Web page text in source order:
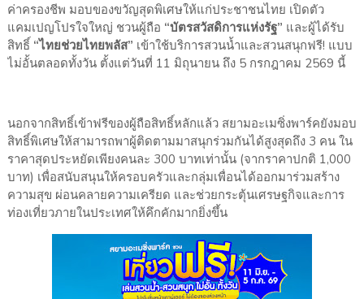
ค่าครองชีพ มอบของขวัญสุดพิเศษให้แก่ประชาชนไทย เปิดตัว
แคมเปญโปรใจใหญ่ ชวนผู้ถือ “บัตรสวัสดิการแห่งรัฐ” และผู้ได้รับ
สิทธิ์ “ไทยช่วยไทยพลัส” เข้าใช้บริการสวนน้ำและสวนสนุกฟรี! แบบ
ไม่อั้นตลอดทั้งวัน ตั้งแต่วันที่ 11 มิถุนายน ถึง 5 กรกฎาคม 2569 นี้
นอกจากสิทธิ์เข้าฟรีของผู้ถือสิทธิ์หลักแล้ว สยามอะเมซิ่งพาร์คยังมอบ
สิทธิ์พิเศษให้สามารถพาผู้ติดตามมาสนุกร่วมกันได้สูงสุดถึง 3 คน ใน
ราคาสุดประหยัดเพียงคนละ 300 บาทเท่านั้น (จากราคาปกติ 1,000
บาท) เพื่อสนับสนุนให้ครอบครัวและกลุ่มเพื่อนได้ออกมาร่วมสร้าง
ความสุข ผ่อนคลายความเครียด และช่วยกระตุ้นเศรษฐกิจและการ
ท่องเที่ยวภายในประเทศให้คึกคักมากยิ่งขึ้น